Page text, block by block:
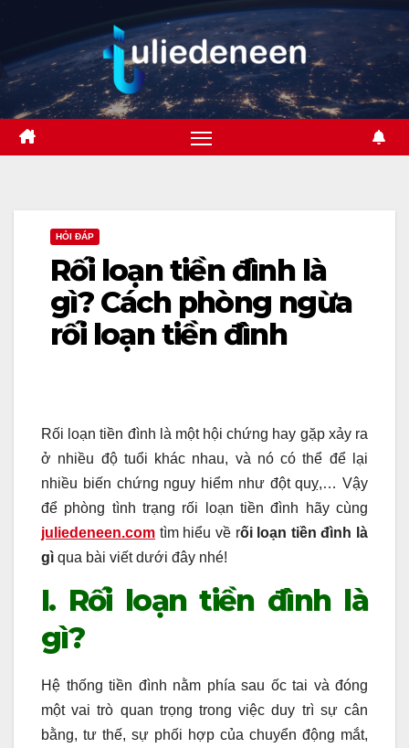
content
HỎI ĐÁP
Rối loạn tiền đình là
gì? Cách phòng ngừa
rối loạn tiền đình
Rối loạn tiền đình là một hội chứng hay gặp xảy ra
ở nhiều độ tuổi khác nhau, và nó có thể để lại
nhiều biến chứng nguy hiểm như đột quỵ,… Vậy
để phòng tình trạng rối loạn tiền đình hãy cùng
juliedeneen.com tìm hiểu về rối loạn tiền đình là
gì qua bài viết dưới đây nhé!
I. Rối loạn tiền đình là
gì?
Hệ thống tiền đình nằm phía sau ốc tai và đóng
một vai trò quan trọng trong việc duy trì sự cân
bằng, tư thế, sự phối hợp của chuyển động mắt,